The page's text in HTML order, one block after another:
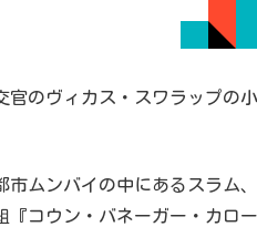
官のヴィカス・スワラップの
市ムンバイの中にあるスラム
『コウン・バネーガー・カロ